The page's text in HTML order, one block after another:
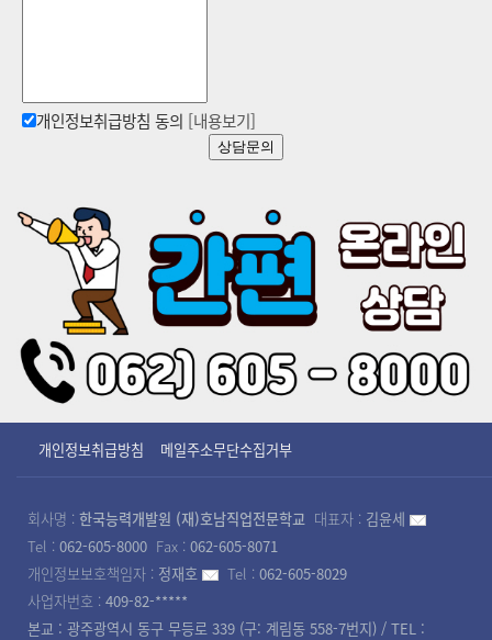
개인정보취급방침 동의 [내용보기]
상담문의
개인정보취급방침 메일주소무단수집거부
회사명 : 한국능력개발원 (재)호남직업전문학교 대표자 : 김윤세
Tel : 062-605-8000 Fax : 062-605-8071
개인정보보호책임자 : 정재호 Tel : 062-605-8029
사업자번호 : 409-82-*****
본교 : 광주광역시 동구 무등로 339 (구: 계림동 558-7번지) / TEL :